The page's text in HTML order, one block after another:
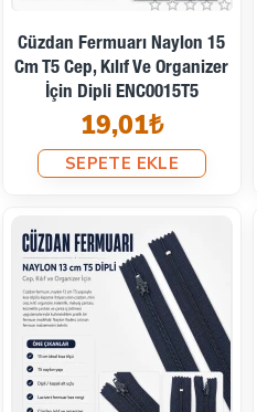
Cüzdan Fermuarı Naylon 15
Cm T5 Cep, Kılıf Ve Organizer
İçin Dipli ENC0015T5
19,01₺
SEPETE EKLE